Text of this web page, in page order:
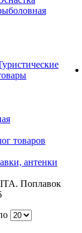
товаров
антенки
Поплавок